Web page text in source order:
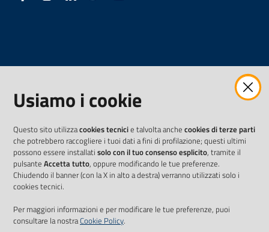
Usiamo i cookie
Questo sito utilizzacookies tecnicie talvolta anche cookies di terze parti
che potrebbero raccogliere i tuoi dati a fini di profilazione; questi ultimi
possono essere installati solo con il tuo consenso esplicito, tramite il
pulsante Accetta tutto, oppure modificando le tue preferenze.
Chiudendo il banner (con la X in alto a destra) verranno utilizzati solo i
cookies tecnici.
Per maggiori informazioni e per modificare le tue preferenze, puoi
consultare la nostraCookie Policy.